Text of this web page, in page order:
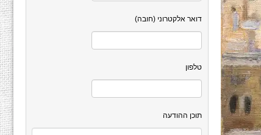
דואר אלקטרוני (חובה)
טלפון
תוכן ההודעה